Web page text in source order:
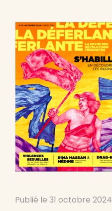
Publié le 31 octobre 2024